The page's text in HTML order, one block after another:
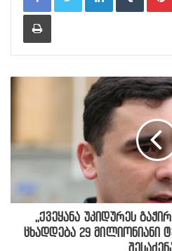
Print
,,ქვეყანა უკიდურეს
ცხადდება 29 მილიონიანი